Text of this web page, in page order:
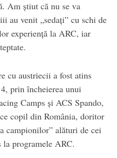
Am știut că nu se va
au venit „sedați” cu schi de
experiență la ARC, iar
cu austriecii a fost atins
prin încheierea unui
Camps și ACS Spando,
copil din România, doritor
campionilor” alături de cei
la programele ARC.